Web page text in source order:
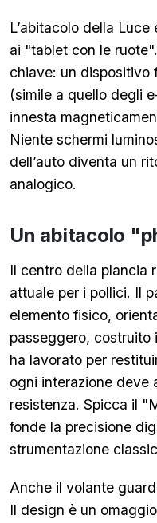
L’abitacolo della
ai "tablet con le
chiave: un dispositivo
(simile a quello degli
innesta
Niente schermi
dell’auto diventa un
analogico.
Un abitacolo
Il centro della plancia
attuale per i pollici. Il
elemento fisico,
passeggero, costruito
ha lavorato per
ogni interazione deve
resistenza. Spicca il
fonde la precisione
strumentazione
Anche il volante
Il design è un